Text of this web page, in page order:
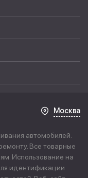
Москва
автомобилей.
Все товарные
Использование на
идентификации